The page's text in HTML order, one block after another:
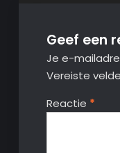
Geef een
Je e-
Vereiste
Reactie *